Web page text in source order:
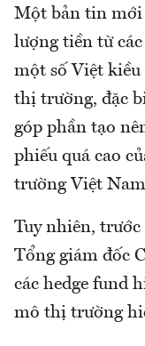
Một bản tin mới
lượng tiền từ
một số Việt
thị trường, đặc
góp phần tạo
phiếu quá cao
trường Việt
Tuy nhiên,
Tổng giám đốc
các hedge fund
mô thị trường